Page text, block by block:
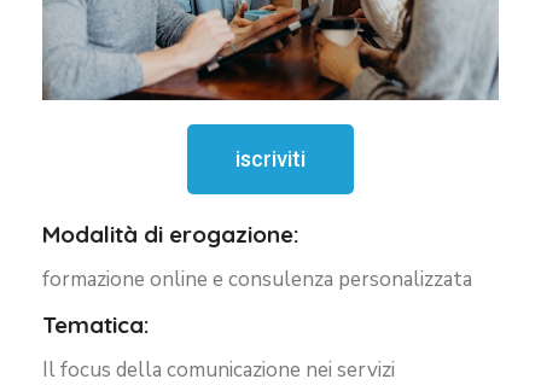
iscriviti
Modalità di erogazione:
formazione online e consulenza personalizzata
Tematica:
Il focus della comunicazione nei servizi